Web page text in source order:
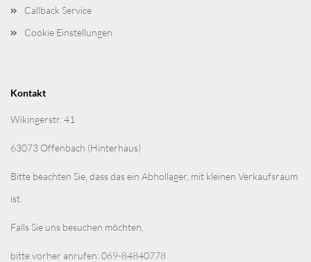
Callback Service
Cookie Einstellungen
Kontakt
Wikingerstr. 41
63073 Offenbach (Hinterhaus)
Bitte beachten Sie, dass das ein Abhollager, mit kleinen Verkaufsraum
ist.
Falls Sie uns besuchen möchten,
bitte vorher anrufen: 069-84840778